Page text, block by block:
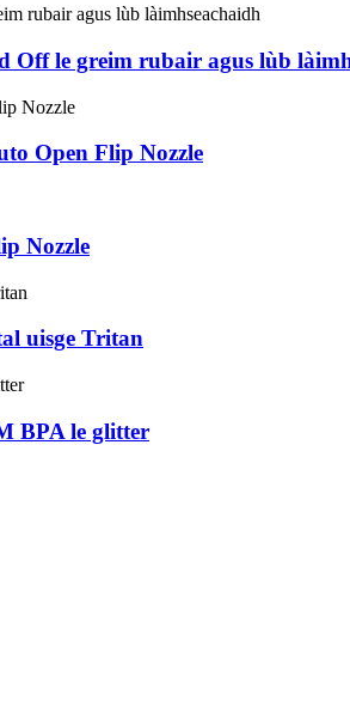
Off le greim rubair agus lùb
Open Flip Nozzle
Nozzle
uisge Tritan
BPA le glitter